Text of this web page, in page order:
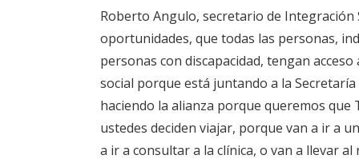
Roberto Angulo, secretario de Integración
oportunidades, que todas las personas,
personas con discapacidad, tengan
social porque está juntando a la
haciendo la alianza porque queremos
ustedes deciden viajar, porque van a ir a
a ir a consultar a la clínica, o van a llevar